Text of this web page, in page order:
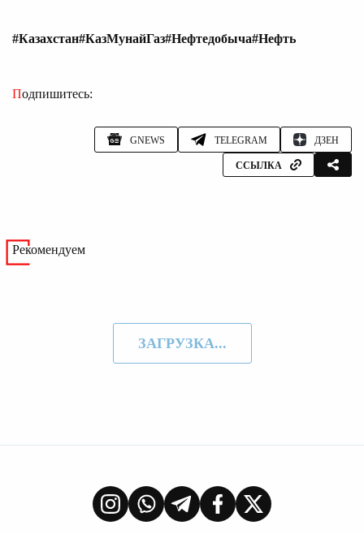
#Казахстан#КазМунайГаз#Нефтедобыча#Нефть
Подпишитесь:
GNEWS TELEGRAM ДЗЕН
ССЫЛКА
Рекомендуем
ЗАГРУЗКА...